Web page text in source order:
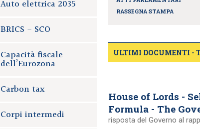
Auto elettrica 2035
BRICS - SCO
Capacità fiscale
dell’Eurozona
Carbon tax
Corpi intermedi
RASSEGNA STAMPA
ULTIMI DOCUMENTI -
House of Lords -
Formula - The
risposta del Governo al